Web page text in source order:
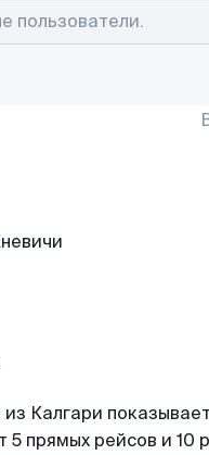
Калгари
прямых рейсов и 10